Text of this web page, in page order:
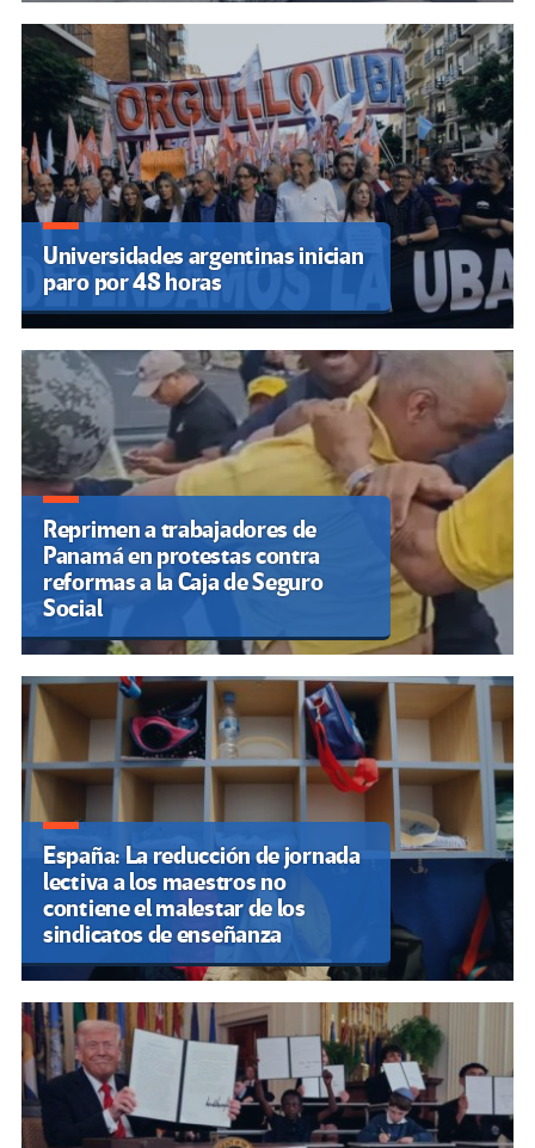
Universidades argentinas inician
paro por 48 horas
Reprimen a trabajadores de
Panamá en protestas contra
reformas a la Caja de Seguro
Social
España: La reducción de jornada
lectiva a los maestros no
contiene el malestar de los
sindicatos de enseñanza